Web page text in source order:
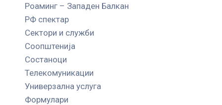
Роаминг – Западен Балкан
РФ спектар
Сектори и служби
Соопштенија
Состаноци
Телекомуникации
Универзална услуга
Формулари